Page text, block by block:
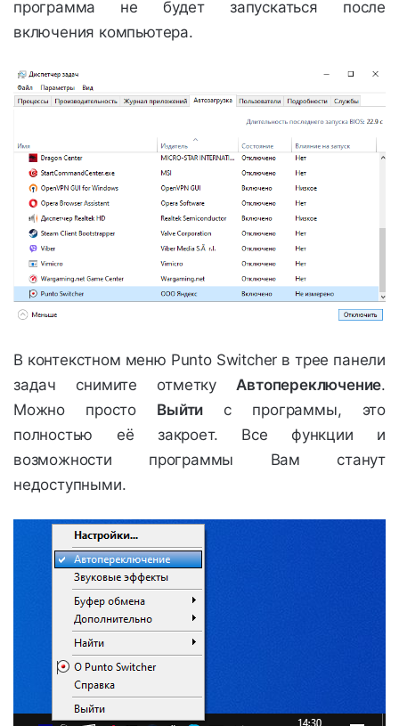
программа не будет запускаться после
включения компьютера.
В контекстном меню Punto Switcher в трее панели
задач снимите отметку Автопереключение.
Можно просто Выйти с программы, это
полностью её закроет. Все функции и
возможности программы Вам станут
недоступными.